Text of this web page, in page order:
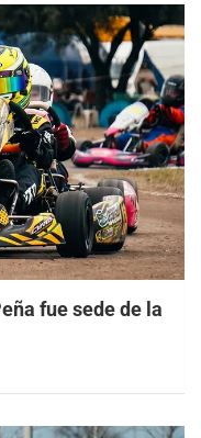
fue sede de la